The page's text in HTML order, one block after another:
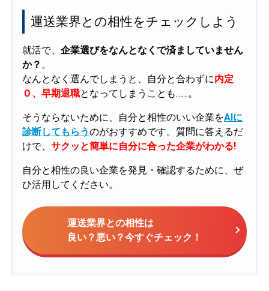
運送業界との相性をチェックしよう
就活で、 企業選びをなんとなくで済ましていません
か？ 。
なんとなく選んでしまうと、自分と合わずに内定
０、早期退職となってしまうことも……。
そうならないために、自分と相性のいい企業をAIに
診断してもらうのがおすすめです。質問に答えるだ
けで、 サクッと簡単に自分に合った企業がわかる!
自分と相性の良い企業を発見・確認するために、ぜ
ひ活用してください。
運送業界との相性は
良い？悪い？今すぐチェック！